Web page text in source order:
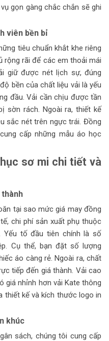
gọn gàng chắc chắn sẽ ghi
viên bền bỉ
tiêu chuẩn khắt khe riêng
rộng rãi để các em thoải mái
giữ được nét lịch sự, đúng
bền của chất liệu vải là yếu
đầu. Vải cần chịu được tần
sờn rách. Ngoài ra, thiết kế
sắc nét trên ngực trái. Đồng
cấp những mẫu áo học
sơ mi chi tiết và
thành
tại sao mức giá may đồng
chi phí sản xuất phụ thuộc
Yếu tố đầu tiên chính là số
Cụ thể, bạn đặt số lượng
áo càng rẻ. Ngoài ra, chất
tiếp đến giá thành. Vải cao
giá nhỉnh hơn vải Kate thông
thiết kế và kích thước logo in
khúc
sách, chúng tôi cung cấp